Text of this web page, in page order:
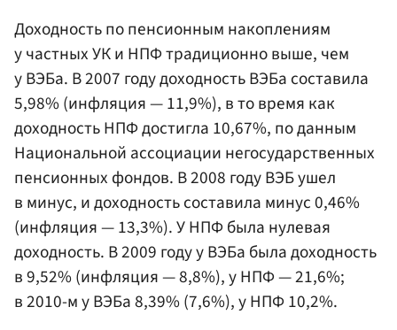
Доходность по пенсионным накоплениям
у частных УК и НПФ традиционно выше, чем
у ВЭБа. В 2007 году доходность ВЭБа составила
5,98% (инфляция — 11,9%), в то время как
доходность НПФ достигла 10,67%, по данным
Национальной ассоциации негосударственных
пенсионных фондов. В 2008 году ВЭБ ушел
в минус, и доходность составила минус 0,46%
(инфляция — 13,3%). У НПФ была нулевая
доходность. В 2009 году у ВЭБа была доходность
в 9,52% (инфляция — 8,8%), у НПФ — 21,6%;
в 2010-м у ВЭБа 8,39% (7,6%), у НПФ 10,2%.